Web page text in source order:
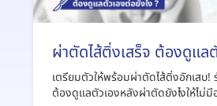
ผ่าตัดไส้ติ่งเสร็จ ต้องดูแล
?
เตรียมตัวให้พร้อมผ่าตัดไส้ติ่งอักเสบ!
ต้องดูแลตัวเองหลังผ่าตัดยังไงให้ไม่